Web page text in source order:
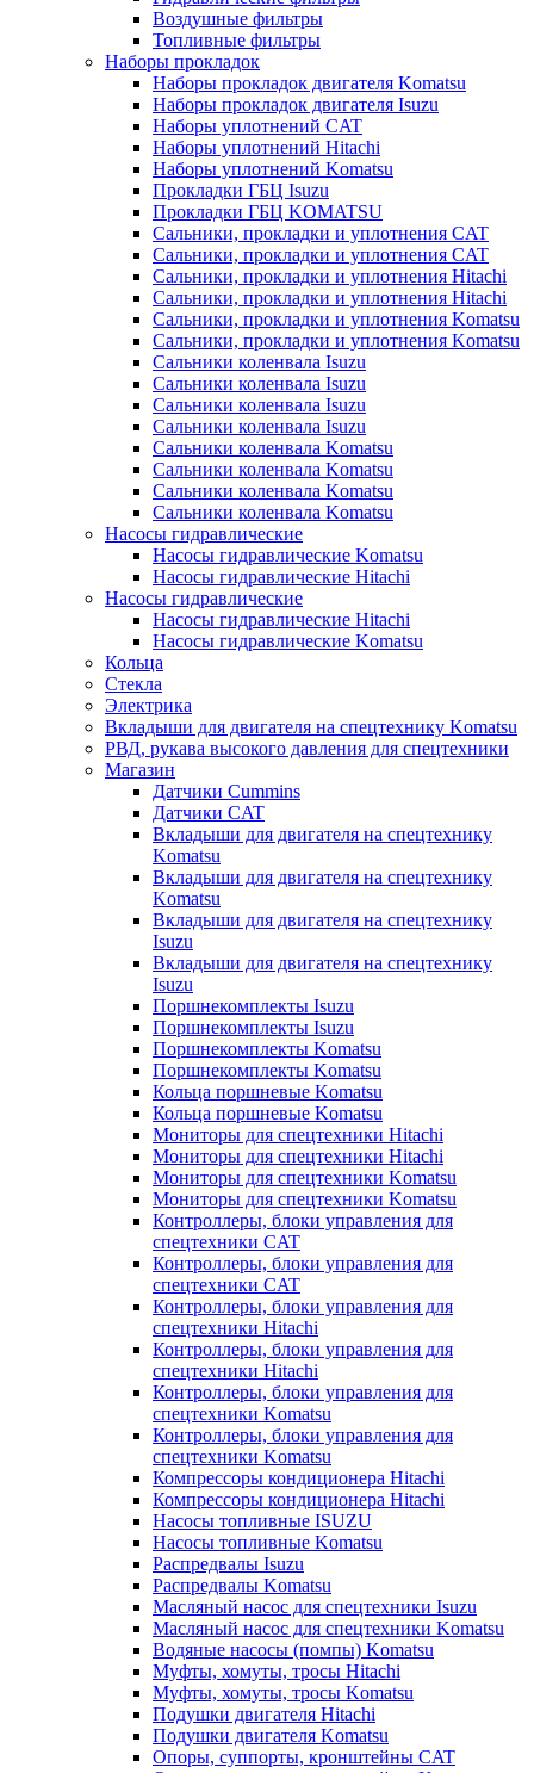
Воздушные фильтры
Топливные фильтры
Наборы прокладок
Наборы прокладок двигателя Komatsu
Наборы прокладок двигателя Isuzu
Наборы уплотнений CAT
Наборы уплотнений Hitachi
Наборы уплотнений Komatsu
Прокладки ГБЦ Isuzu
Прокладки ГБЦ KOMATSU
Сальники, прокладки и уплотнения CAT
Сальники, прокладки и уплотнения CAT
Сальники, прокладки и уплотнения Hitachi
Сальники, прокладки и уплотнения Hitachi
Сальники, прокладки и уплотнения Komatsu
Сальники, прокладки и уплотнения Komatsu
Сальники коленвала Isuzu
Сальники коленвала Isuzu
Сальники коленвала Isuzu
Сальники коленвала Isuzu
Сальники коленвала Komatsu
Сальники коленвала Komatsu
Сальники коленвала Komatsu
Сальники коленвала Komatsu
Насосы гидравлические
Насосы гидравлические Komatsu
Насосы гидравлические Hitachi
Насосы гидравлические
Насосы гидравлические Hitachi
Насосы гидравлические Komatsu
Кольца
Стекла
Электрика
Вкладыши для двигателя на спецтехнику Komatsu
РВД, рукава высокого давления для спецтехники
Магазин
Датчики Cummins
Датчики CAT
Вкладыши для двигателя на спецтехнику
Komatsu
Вкладыши для двигателя на спецтехнику
Komatsu
Вкладыши для двигателя на спецтехнику
Isuzu
Вкладыши для двигателя на спецтехнику
Isuzu
Поршнекомплекты Isuzu
Поршнекомплекты Isuzu
Поршнекомплекты Komatsu
Поршнекомплекты Komatsu
Кольца поршневые Komatsu
Кольца поршневые Komatsu
Мониторы для спецтехники Hitachi
Мониторы для спецтехники Hitachi
Мониторы для спецтехники Komatsu
Мониторы для спецтехники Komatsu
Контроллеры, блоки управления для
спецтехники CAT
Контроллеры, блоки управления для
спецтехники CAT
Контроллеры, блоки управления для
спецтехники Hitachi
Контроллеры, блоки управления для
спецтехники Hitachi
Контроллеры, блоки управления для
спецтехники Komatsu
Контроллеры, блоки управления для
спецтехники Komatsu
Компрессоры кондиционера Hitachi
Компрессоры кондиционера Hitachi
Насосы топливные ISUZU
Насосы топливные Komatsu
Распредвалы Isuzu
Распредвалы Komatsu
Масляный насос для спецтехники Isuzu
Масляный насос для спецтехники Komatsu
Водяные насосы (помпы) Komatsu
Муфты, хомуты, тросы Hitachi
Муфты, хомуты, тросы Komatsu
Подушки двигателя Hitachi
Подушки двигателя Komatsu
Опоры, суппорты, кронштейны CAT